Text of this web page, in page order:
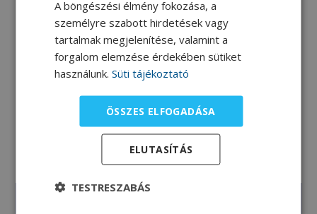
Túrós palacsinta
A jelen weboldal általános információkat tartalmaz, amelyek célja
A böngészési élmény fokozása, a
személyre szabott hirdetések vagy
tartalmak megjelenítése, valamint a
forgalom elemzése érdekében sütiket
használunk. Süti tájékoztató
ÖSSZES ELFOGADÁSA
ELUTASÍTÁS
TESTRESZABÁS